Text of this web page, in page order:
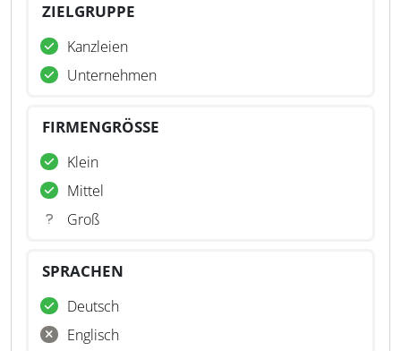
ZIELGRUPPE
Kanzleien
Unternehmen
FIRMENGRÖSSE
Klein
Mittel
Groß
SPRACHEN
Deutsch
Englisch